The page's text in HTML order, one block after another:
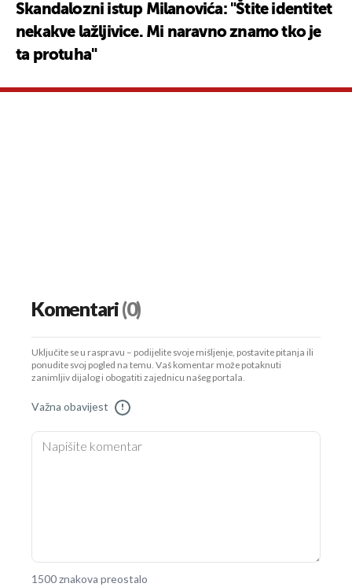
Skandalozni istup Milanovića: "Štite identitet
nekakve lažljivice. Mi naravno znamo tko je
ta protuha"
Komentari(0)
Uključite se u raspravu – podijelite svoje mišljenje, postavite pitanja ili
ponudite svoj pogled na temu. Vaš komentar može potaknuti
zanimljiv dijalog i obogatiti zajednicu našeg portala.
Važna obavijest !
1500 znakova preostalo